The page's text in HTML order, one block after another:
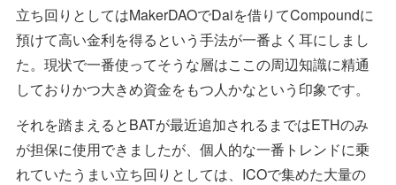
立ち回りとしてはMakerDAOでDaiを借りてCompoundに
預けて高い金利を得るという手法が一番よく耳にしまし
た。現状で一番使ってそうな層はここの周辺知識に精通
しておりかつ大きめ資金をもつ人かなという印象です。
それを踏まえるとBATが最近追加されるまではETHのみ
が担保に使用できましたが、個人的な一番トレンドに乗
れていたうまい立ち回りとしては、ICOで集めた大量の